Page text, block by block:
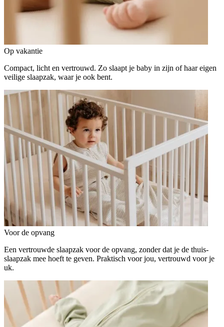
Op vakantie
Compact, licht en vertrouwd. Zo slaapt je baby in zijn of haar eigen
veilige slaapzak, waar je ook bent.
Voor de opvang
Een vertrouwde slaapzak voor de opvang, zonder dat je de thuis-
slaapzak mee hoeft te geven. Praktisch voor jou, vertrouwd voor je
uk.